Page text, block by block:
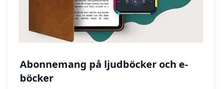
Abonnemang på ljudböcker och e-
böcker